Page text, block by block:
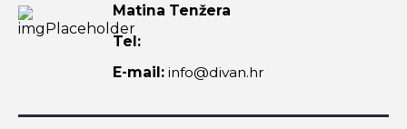
Matina Tenžera
Tel:
E-mail: info@divan.hr